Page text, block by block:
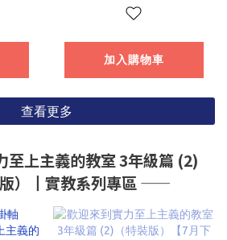
加入購物車
查看更多
至上主義的教室 3年級篇 (2)
）┃實教系列專區 ――